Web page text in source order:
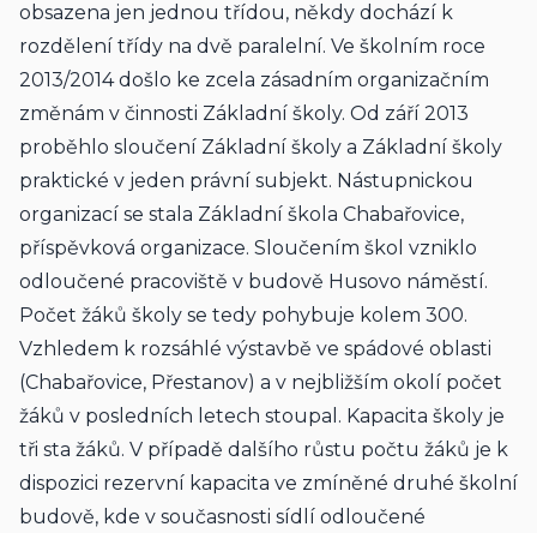
obsazena jen jednou třídou, někdy dochází k
rozdělení třídy na dvě paralelní. Ve školním roce
2013/2014 došlo ke zcela zásadním organizačním
změnám v činnosti Základní školy. Od září 2013
proběhlo sloučení Základní školy a Základní školy
praktické v jeden právní subjekt. Nástupnickou
organizací se stala Základní škola Chabařovice,
příspěvková organizace. Sloučením škol vzniklo
odloučené pracoviště v budově Husovo náměstí.
Počet žáků školy se tedy pohybuje kolem 300.
Vzhledem k rozsáhlé výstavbě ve spádové oblasti
(Chabařovice, Přestanov) a v nejbližším okolí počet
žáků v posledních letech stoupal. Kapacita školy je
tři sta žáků. V případě dalšího růstu počtu žáků je k
dispozici rezervní kapacita ve zmíněné druhé školní
budově, kde v současnosti sídlí odloučené